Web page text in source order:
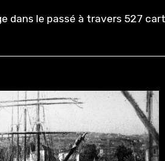
dans le passé à travers 527